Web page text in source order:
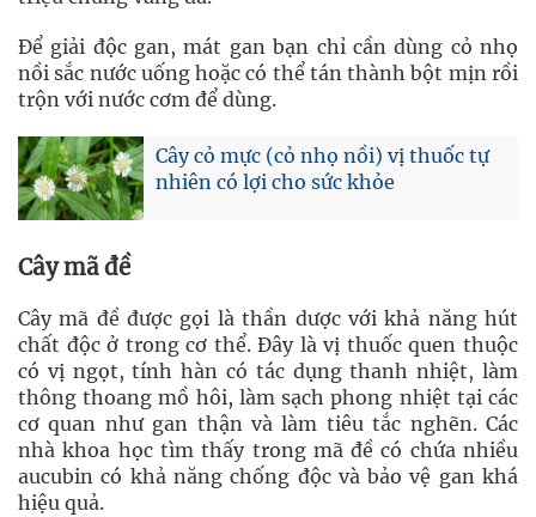
Để giải độc gan, mát gan bạn chỉ cần dùng cỏ nhọ
nồi sắc nước uống hoặc có thể tán thành bột mịn rồi
trộn với nước cơm để dùng.
Cây cỏ mực (cỏ nhọ nồi) vị thuốc tự
nhiên có lợi cho sức khỏe
Cây mã đề
Cây mã đề được gọi là thần dược với khả năng hút
chất độc ở trong cơ thể. Đây là vị thuốc quen thuộc
có vị ngọt, tính hàn có tác dụng thanh nhiệt, làm
thông thoang mồ hôi, làm sạch phong nhiệt tại các
cơ quan như gan thận và làm tiêu tắc nghẽn. Các
nhà khoa học tìm thấy trong mã đề có chứa nhiều
aucubin có khả năng chống độc và bảo vệ gan khá
hiệu quả.